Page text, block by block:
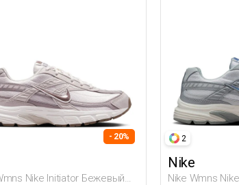
- 20%
Nike Initiator Бежевый
2
Nike
Nike Wmns